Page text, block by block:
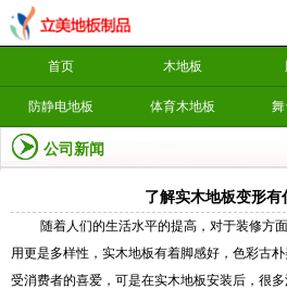
首页 木地板
防静电地板 体育木地板 舞
公司新闻
了解实木地板变形有
随着人们的生活水平的提高，对于装修方面
用更是多样性，实木地板有着脚感好，色彩古
受消费者的喜爱，可是在实木地板安装后，很